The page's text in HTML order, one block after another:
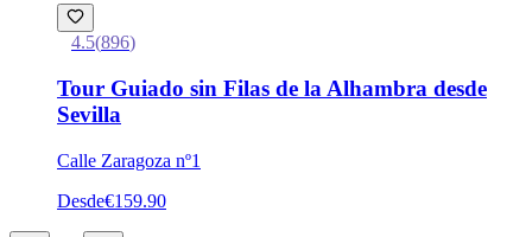
4.5(896)
Tour Guiado sin Filas de la Alhambra desde
Sevilla
Calle Zaragoza nº1
Desde€159.90